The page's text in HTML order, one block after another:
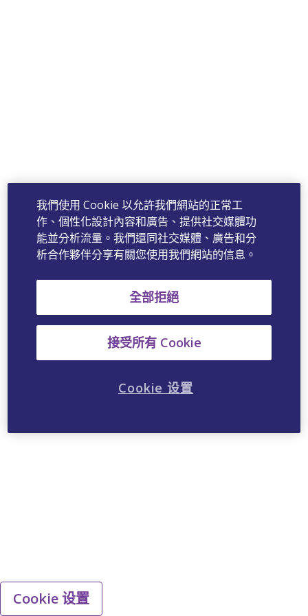
Cookie 设置
我們使用 Cookie 以允許我們網站的正常工
作、個性化設計內容和廣告、提供社交媒體功
能並分析流量。我們還同社交媒體、廣告和分
析合作夥伴分享有關您使用我們網站的信息。
全部拒絕
接受所有 Cookie
Cookie 设置